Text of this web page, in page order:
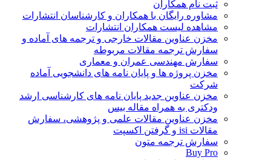
ثبت نام همکاران
مشاوره رایگان با همکاران و کارشناسان انتشارات
مشاهده لیست همکاران انتشارات
مخزن عناوین مقالات خارجی و ترجمه های آماده و
سفارش ترجمه مقالات مربوطه
سفارش مهندسی عمران و معماری
مخزن پروژه ها و پایان نامه های دانشجویی آماده
شرکت
مخزن عناوین جدید پایان نامه های کارشناسی ارشد
ودکتری به همراه مقاله بیس
مخزن عناوین مقالات علمی و پژوهشی، سفارش
مقالات isi و گرفتن اکسپت
سفارش ترجمه متون
Buy Pro